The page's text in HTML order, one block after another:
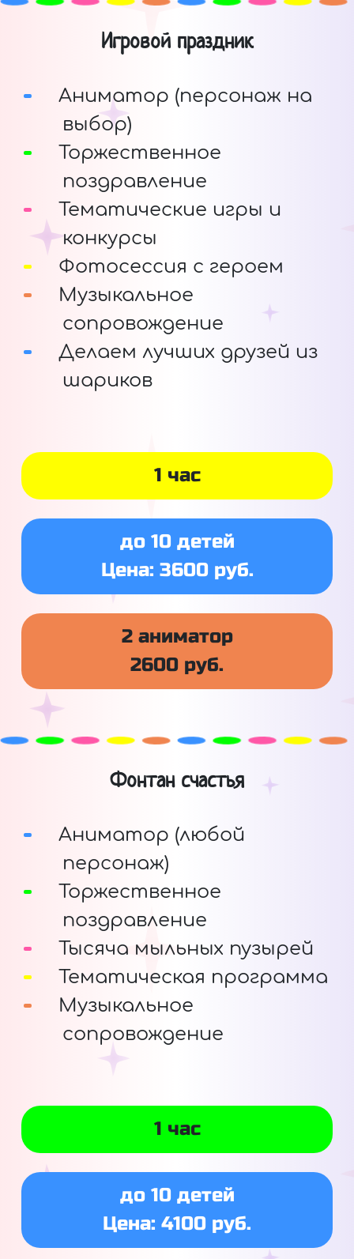
Игровой праздник
Аниматор (персонаж на
выбор)
Торжественное
поздравление
Тематические игры и
конкурсы
Фотосессия с героем
Музыкальное
сопровождение
Делаем лучших друзей из
шариков
1 час
до 10 детей
Цена: 3600 руб.
2 аниматор
2600 руб.
Фонтан счастья
Аниматор (любой
персонаж)
Торжественное
поздравление
Тысяча мыльных пузырей
Тематическая программа
Музыкальное
сопровождение
1 час
до 10 детей
Цена: 4100 руб.